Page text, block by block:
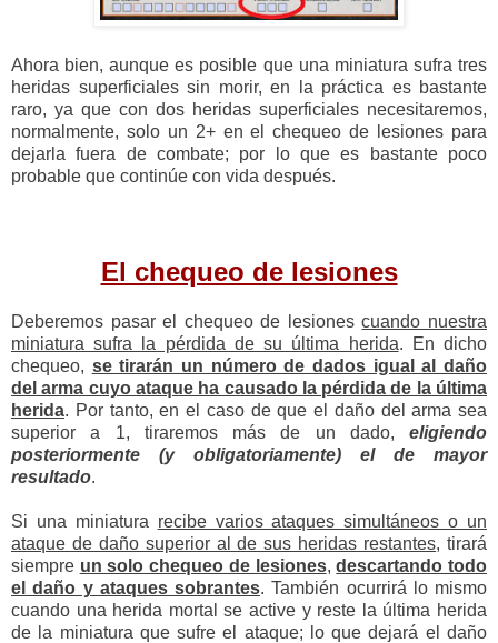
Ahora bien, aunque es posible que una miniatura sufra tres
heridas superficiales sin morir, en la práctica es bastante
raro, ya que con dos heridas superficiales necesitaremos,
normalmente, solo un 2+ en el chequeo de lesiones para
dejarla fuera de combate; por lo que es bastante poco
probable que continúe con vida después.
El chequeo de lesiones
Deberemos pasar el chequeo de lesionescuando nuestra
miniatura sufra la pérdida de su última herida. En dicho
chequeo, se tirarán un número de dados igual al daño
del arma cuyo ataque ha causado la pérdida de la última
herida. Por tanto, en el caso de que el daño del arma sea
superior a 1, tiraremos más de un dado, eligiendo
posteriormente (y obligatoriamente) el de mayor
resultado.
Si una miniatura recibe varios ataques simultáneos o un
ataque de daño superior al de sus heridas restantes, tirará
siempre un solo chequeo de lesiones,descartando todo
el daño y ataques sobrantes. También ocurrirá lo mismo
cuando una herida mortal se active y reste la última herida
de la miniatura que sufre el ataque; lo que dejará el daño